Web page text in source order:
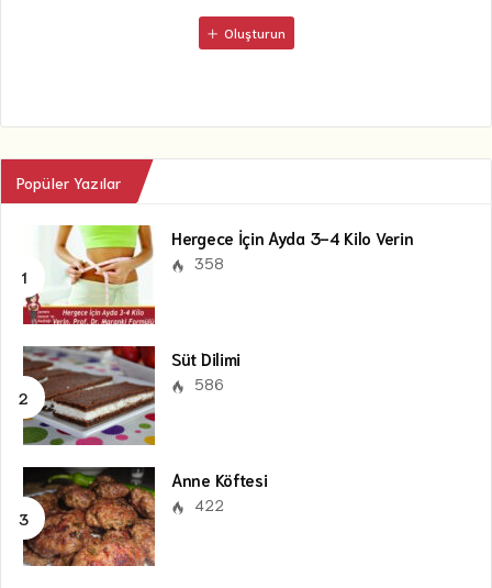
Oluşturun
Popüler Yazılar
Hergece İçin Ayda 3-4 Kilo Verin
358
Süt Dilimi
586
Anne Köftesi
422